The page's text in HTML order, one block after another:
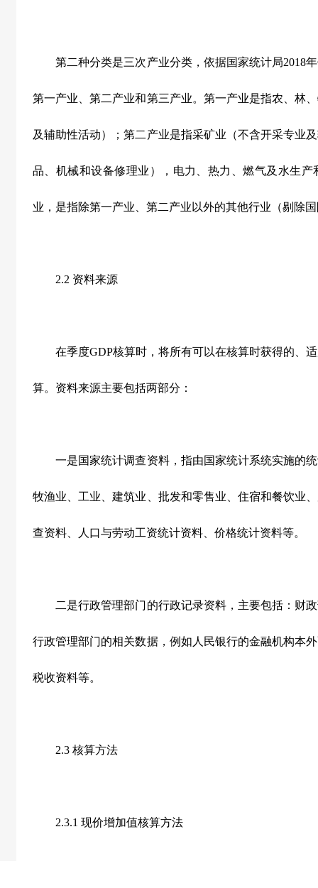
第二种分类是三次产业分类，依据国家统计局2018
第一产业、第二产业和第三产业。第一产业是指农、林
及辅助性活动）；第二产业是指采矿业（不含开采专业
品、机械和设备修理业），电力、热力、燃气及水生
业，是指除第一产业、第二产业以外的其他行业（剔除
2.2 资料来源
在季度GDP核算时，将所有可以在核算时获得的、适
算。资料来源主要包括两部分：
一是国家统计调查资料，指由国家统计系统实施的统
牧渔业、工业、建筑业、批发和零售业、住宿和餐饮业
查资料、人口与劳动工资统计资料、价格统计资料等。
二是行政管理部门的行政记录资料，主要包括：财政
行政管理部门的相关数据，例如人民银行的金融机构本
税收资料等。
2.3 核算方法
2.3.1 现价增加值核算方法